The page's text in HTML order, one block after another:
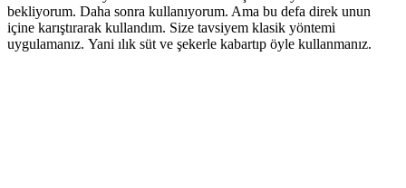
bekliyorum. Daha sonra kullanıyorum. Ama bu defa direk unun
içine karıştırarak kullandım. Size tavsiyem klasik yöntemi
uygulamanız. Yani ılık süt ve şekerle kabartıp öyle kullanmanız.